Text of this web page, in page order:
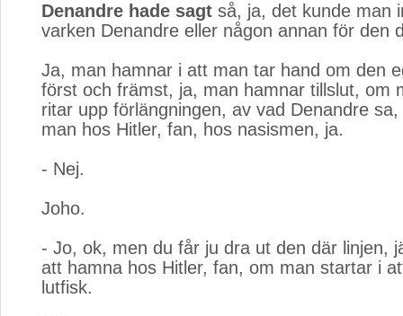
Denandre hade sagt så, ja, det kunde man
varken Denandre eller någon annan för den
Ja, man hamnar i att man tar hand om den
först och främst, ja, man hamnar tillslut, om
ritar upp förlängningen, av vad Denandre
man hos Hitler, fan, hos nasismen, ja.
- Nej.
Joho.
- Jo, ok, men du får ju dra ut den där linjen,
att hamna hos Hitler, fan, om man startar i
lutfisk.